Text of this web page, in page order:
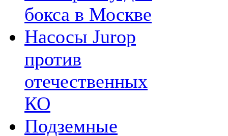
бокса в Москве
Насосы Jurop
против
отечественных
КО
Подземные